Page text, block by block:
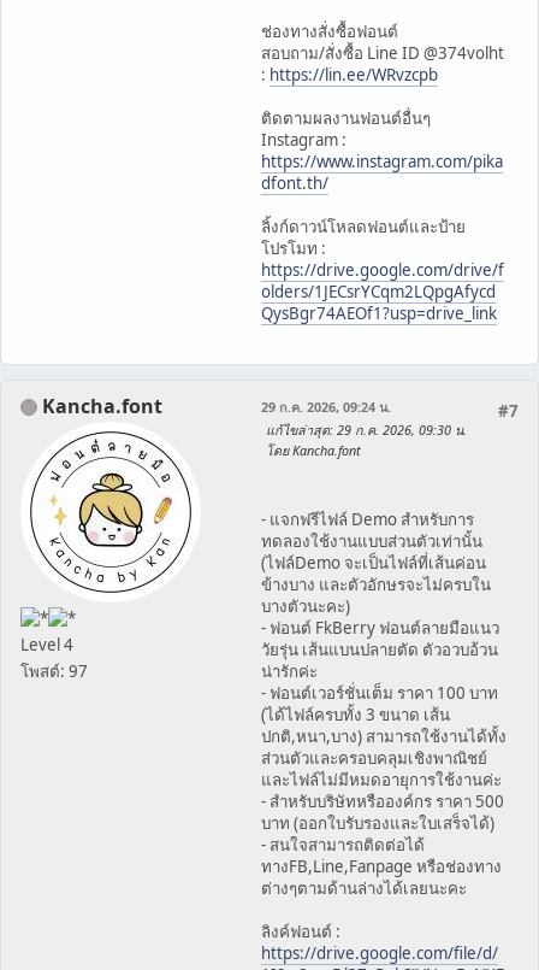
ช่องทางสั่งซื้อฟอนต์
สอบถาม/สั่งซื้อ Line ID @374volht
: https://lin.ee/WRvzcpb
ติดตามผลงานฟอนต์อื่นๆ
Instagram :
https://www.instagram.com/pika
dfont.th/
ลิ้งก์ดาวน์โหลดฟอนต์และป้าย
โปรโมท :
https://drive.google.com/drive/f
olders/1JECsrYCqm2LQpgAfycd
QysBgr74AEOf1?usp=drive_link
Kancha.font
Level 4
โพสต์: 97
#7
29 ก.ค. 2026, 09:24 น.
แก้ไขล่าสุด: 29 ก.ค. 2026, 09:30 น.
โดย Kancha.font
- แจกฟรีไฟล์ Demo สำหรับการ
ทดลองใช้งานแบบส่วนตัวเท่านั้น
(ไฟล์Demo จะเป็นไฟล์ที่เส้นค่อน
ข้างบาง และตัวอักษรจะไม่ครบใน
บางตัวนะคะ)
- ฟอนต์ FkBerry ฟอนต์ลายมือแนว
วัยรุ่น เส้นแบนปลายตัด ตัวอวบอ้วน
น่ารักค่ะ
- ฟอนต์เวอร์ชั่นเต็ม ราคา 100 บาท
(ได้ไฟล์ครบทั้ง 3 ขนาด เส้น
ปกติ,หนา,บาง) สามารถใช้งานได้ทั้ง
ส่วนตัวและครอบคลุมเชิงพาณิชย์
และไฟล์ไม่มีหมดอายุการใช้งานค่ะ
- สำหรับบริษัทหรือองค์กร ราคา 500
บาท (ออกใบรับรองและใบเสร็จได้)
- สนใจสามารถติดต่อได้
ทางFB,Line,Fanpage หรือช่องทาง
ต่างๆตามด้านล่างได้เลยนะคะ
ลิงค์ฟอนต์ :
https://drive.google.com/file/d/